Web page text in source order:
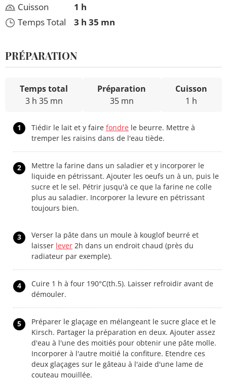
Cuisson
Temps Total
1 h
3 h 35 mn
PRÉPARATION
Temps total
3 h 35 mn
Préparation
35 mn
Cuisson
1 h
1 Tiédir le lait et y faire fondre le beurre. Mettre à
tremper les raisins dans de l'eau tiède.
2
Mettre la farine dans un saladier et y incorporer le
liquide en pétrissant. Ajouter les oeufs un à un, puis le
sucre et le sel. Pétrir jusqu'à ce que la farine ne colle
plus au saladier. Incorporer la levure en pétrissant
toujours bien.
3
Verser la pâte dans un moule à kouglof beurré et
laisser lever 2h dans un endroit chaud (près du
radiateur par exemple).
4
Cuire 1 h à four 190°C(th.5). Laisser refroidir avant de
démouler.
5
Préparer le glaçage en mélangeant le sucre glace et le
Kirsch. Partager la préparation en deux. Ajouter assez
d'eau à l'une des moitiés pour obtenir une pâte molle.
Incorporer à l'autre moitié la confiture. Etendre ces
deux glaçages sur le gâteau à l'aide d'une lame de
couteau mouillée.